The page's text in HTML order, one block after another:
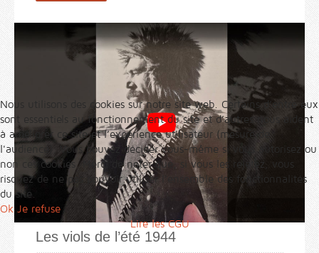
Les viols de l’été 1944
Nous utilisons des cookies sur notre site web. Certains d’entre eux
sont essentiels au fonctionnement du site et d’autres nous aident
à améliorer ce site et l’expérience utilisateur (mesure de
l'audience). Vous pouvez décider vous-même si vous autorisez ou
non ces cookies. Merci de noter que, si vous les rejetez, vous
risquez de ne pas pouvoir utiliser l’ensemble des fonctionnalités
du site.
Ok Je refuse
Lire les CGU